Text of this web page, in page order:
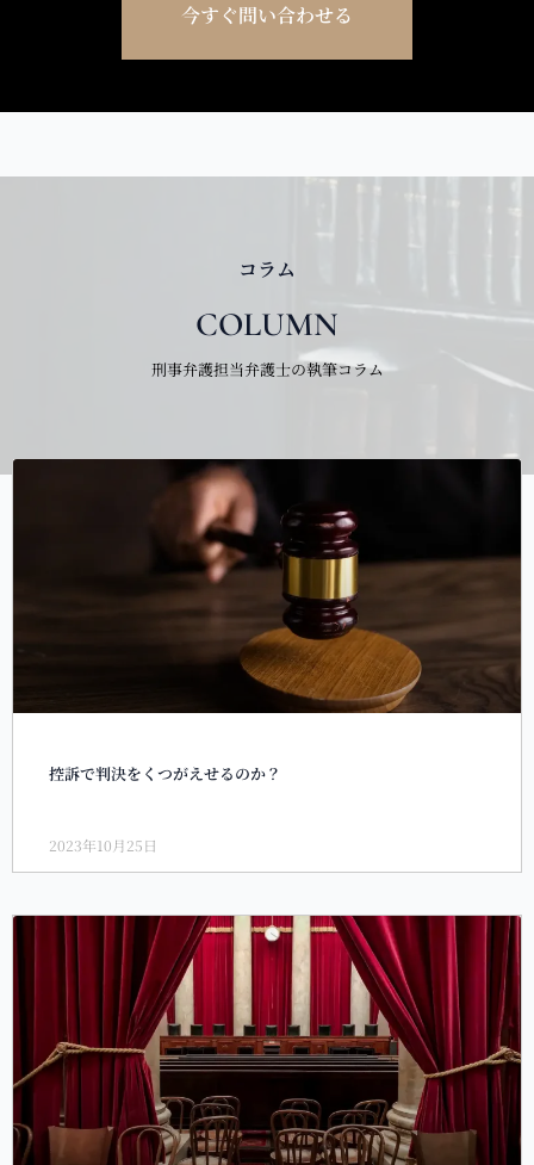
今すぐ問い合わせる
コラム
COLUMN
刑事弁護担当弁護士の執筆コラム
控訴で判決をくつがえせるのか？
2023年10月25日